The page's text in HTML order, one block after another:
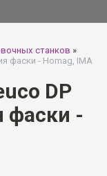
станков »
фаски - Homag, IMA
DP
фаски -